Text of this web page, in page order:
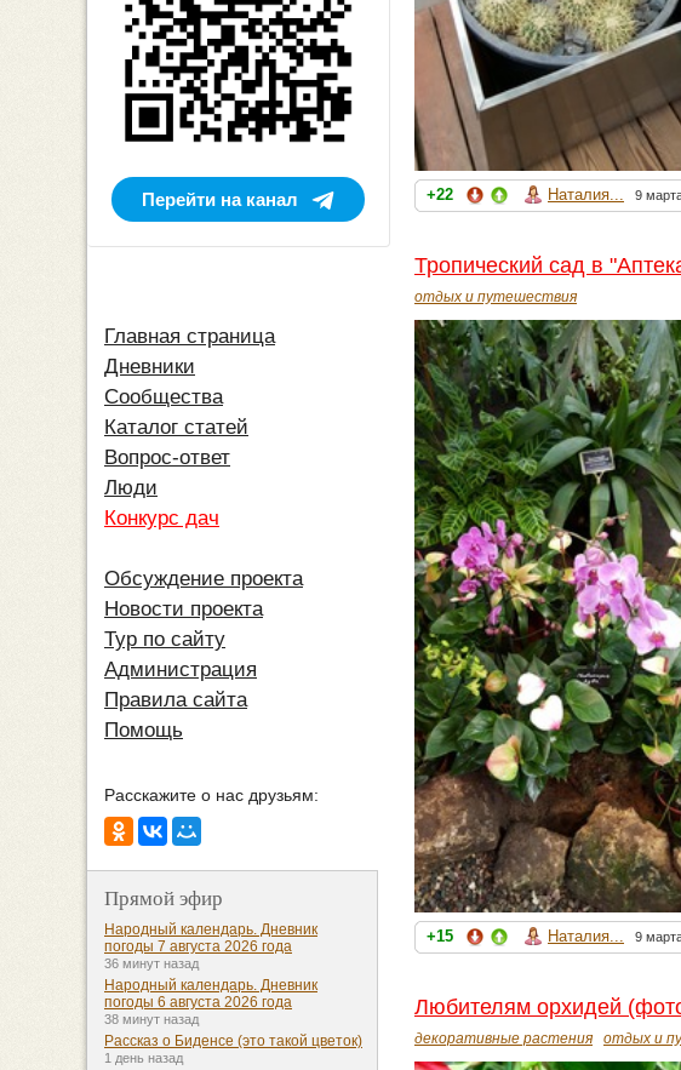
+22 Наталия... 9
Тропический сад в
отдых и путешествия
+15 Наталия... 9
Любителям орхидей
декоративные растения отдых и
Перейти на канал
Главная страница
Дневники
Сообщества
Каталог статей
Вопрос-ответ
Люди
Конкурс дач
Обсуждение проекта
Новости проекта
Тур по сайту
Администрация
Правила сайта
Помощь
Расскажите о нас друзьям:
Прямой эфир
Народный календарь. Дневник
погоды 7 августа 2026 года
36 минут назад
Народный календарь. Дневник
погоды 6 августа 2026 года
38 минут назад
Рассказ о Биденсе (это такой цветок)
1 день назад